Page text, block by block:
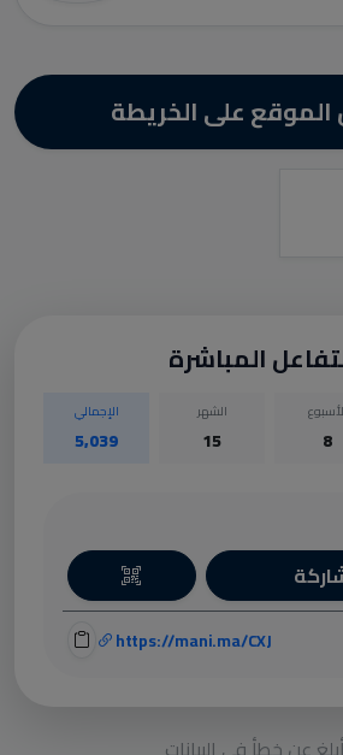
على الخريطة
المباشرة
8
الشهر
15
الإجمالي
5,039
https://mani.ma/CXJ